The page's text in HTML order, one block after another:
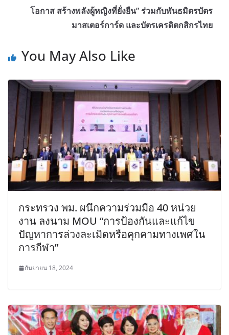
โอกาส สร้างพลังผู้หญิงที่ยั่งยืน” ร่วมกับพันธมิตรบัตร
มาสเตอร์การ์ด และบัตรเครดิตกสิกรไทย
You May Also Like
กระทรวง พม. ผนึกความร่วมมือ 40 หน่วย
งาน ลงนาม MOU “การป้องกันและแก้ไข
ปัญหาการล่วงละเมิดหรือคุกคามทางเพศใน
การกีฬา”
กันยายน 18, 2024